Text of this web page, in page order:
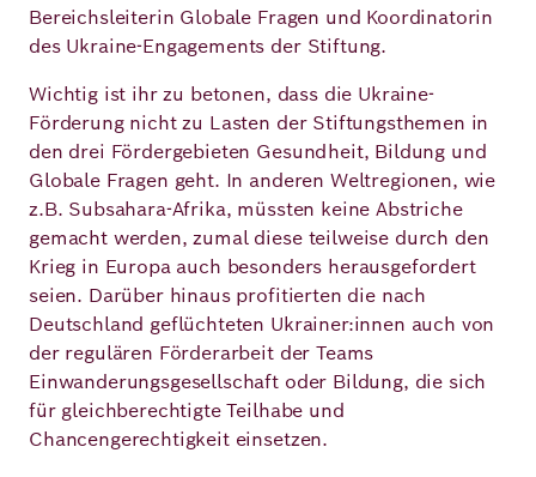
Bereichsleiterin Globale Fragen und Koordinatorin
des Ukraine-Engagements der Stiftung.
Wichtig ist ihr zu betonen, dass die Ukraine-
Förderung nicht zu Lasten der Stiftungsthemen in
den drei Fördergebieten Gesundheit, Bildung und
Globale Fragen geht. In anderen Weltregionen, wie
z.B. Subsahara-Afrika, müssten keine Abstriche
gemacht werden, zumal diese teilweise durch den
Krieg in Europa auch besonders herausgefordert
seien. Darüber hinaus profitierten die nach
Deutschland geflüchteten Ukrainer:innen auch von
der regulären Förderarbeit der Teams
Einwanderungsgesellschaft oder Bildung, die sich
für gleichberechtigte Teilhabe und
Chancengerechtigkeit einsetzen.